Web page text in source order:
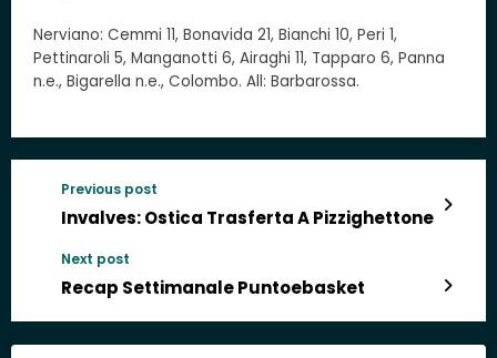
Nerviano: Cemmi 11, Bonavida 21, Bianchi 10, Peri 1,
Pettinaroli 5, Manganotti 6, Airaghi 11, Tapparo 6, Panna
n.e., Bigarella n.e., Colombo. All: Barbarossa.
Previous post
Invalves: Ostica Trasferta A Pizzighettone
Next post
Recap Settimanale Puntoebasket